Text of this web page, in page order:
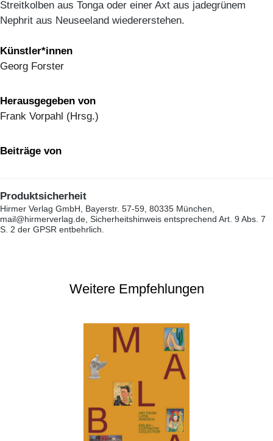
Streitkolben aus Tonga oder einer Axt aus jadegrünem
Nephrit aus Neuseeland wiedererstehen.
Künstler*innen
Georg Forster
Herausgegeben von
Frank Vorpahl (Hrsg.)
Beiträge von
Produktsicherheit
Hirmer Verlag GmbH, Bayerstr. 57-59, 80335 München,
mail@hirmerverlag.de, Sicherheitshinweis entsprechend Art. 9 Abs. 7
S. 2 der GPSR entbehrlich.
Weitere Empfehlungen